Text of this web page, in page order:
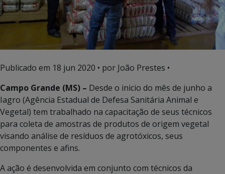
Publicado em 18 jun 2020 • por João Prestes •
Campo Grande (MS) – Desde o inicio do mês de junho a
Iagro (Agência Estadual de Defesa Sanitária Animal e
Vegetal) tem trabalhado na capacitação de seus técnicos
para coleta de amostras de produtos de origem vegetal
visando análise de resíduos de agrotóxicos, seus
componentes e afins.
A ação é desenvolvida em conjunto com técnicos da